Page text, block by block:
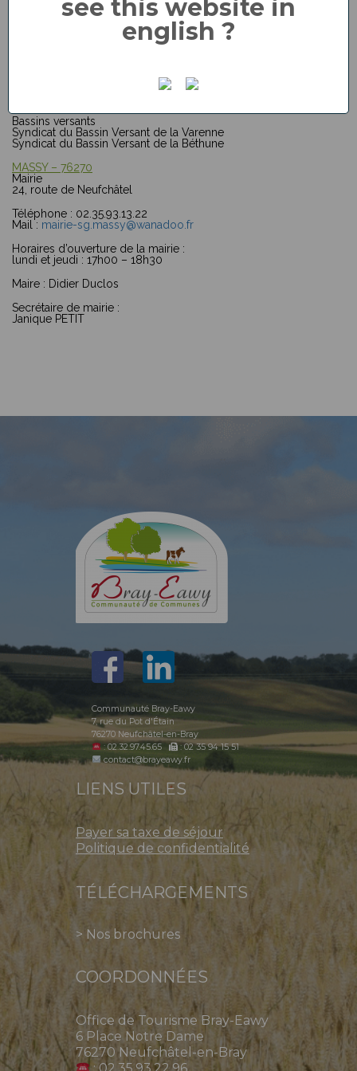
06.14.68.38.89
Syndicats intercommunaux
Bassins versants
Syndicat du Bassin Versant de la Varenne
Syndicat du Bassin Versant de la Béthune
MASSY – 76270
Mairie
24, route de Neufchâtel
Téléphone : 02.35.93.13.22
Mail : mairie-sg.massy@wanadoo.fr
Horaires d’ouverture de la mairie :
lundi et jeudi : 17h00 – 18h30
Maire : Didier Duclos
Secrétaire de mairie :
Janique PETIT
Communauté Bray-Eawy
7, rue du Pot d'Étain
76270 Neufchâtel-en-Bray
: 02.32.97.45.65
: 02 35 94 15 51
contact@brayeawy.fr
LIENS UTILES
Payer sa taxe de séjour
Politique de confidentialité
TÉLÉCHARGEMENTS
> Nos brochures
COORDONNÉES
Office de Tourisme Bray-Eawy
6 Place Notre Dame
76270 Neufchâtel-en-Bray
see this website in
english ?